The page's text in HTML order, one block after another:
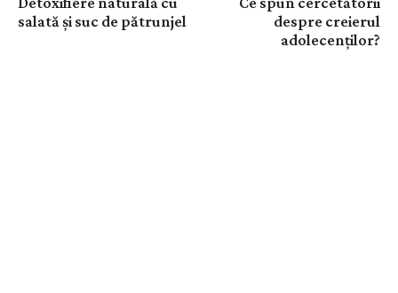
salată și suc de pătrunjel
despre creierul
adolecenților?